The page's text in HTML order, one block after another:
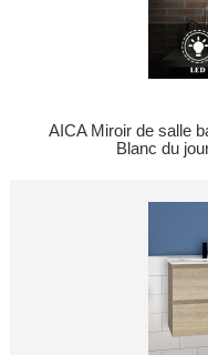
AICA Miroir de salle
Blanc du